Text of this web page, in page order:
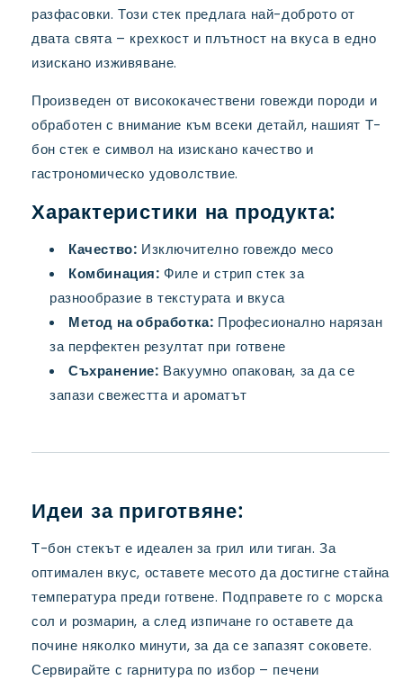
разфасовки. Този стек предлага най-доброто от
двата свята – крехкост и плътност на вкуса в едно
изискано изживяване.
Произведен от висококачествени говежди породи и
обработен с внимание към всеки детайл, нашият Т-
бон стек е символ на изискано качество и
гастрономическо удоволствие.
Характеристики на продукта:
Качество: Изключително говеждо месо
Комбинация: Филе и стрип стек за
разнообразие в текстурата и вкуса
Метод на обработка: Професионално нарязан
за перфектен резултат при готвене
Съхранение: Вакуумно опакован, за да се
запази свежестта и ароматът
Идеи за приготвяне:
Т-бон стекът е идеален за грил или тиган. За
оптимален вкус, оставете месото да достигне стайна
температура преди готвене. Подправете го с морска
сол и розмарин, а след изпичане го оставете да
почине няколко минути, за да се запазят соковете.
Сервирайте с гарнитура по избор – печени